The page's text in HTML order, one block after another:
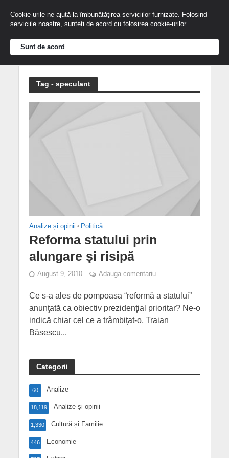
Tag - speculant
Analize și opinii • Politică
Reforma statului prin
alungare şi risipă
August 9, 2010 Adauga comentariu
Ce s-a ales de pompoasa “reformă a statului”
anunţată ca obiectiv prezidenţial prioritar? Ne-o
indică chiar cel ce a trâmbiţat-o, Traian
Băsescu...
Categorii
Analize
60
Analize și opinii
18,119
Cultură și Familie
1,330
Economie
446
Cookie-urile ne ajută la îmbunătățirea serviciilor furnizate. Folosind
serviciile noastre, sunteți de acord cu folosirea cookie-urilor.
Sunt de acord